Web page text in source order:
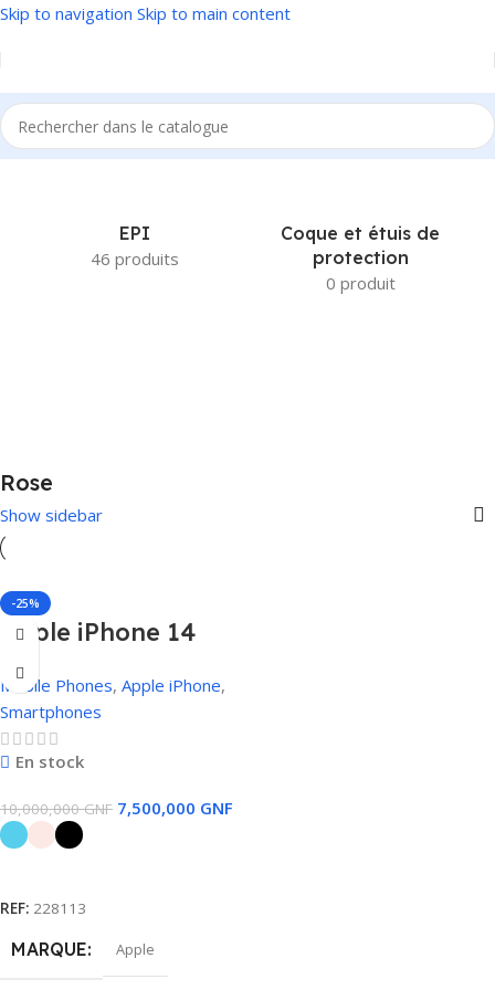
Skip to navigation Skip to main content
Accueil/Produit Couleur/Rose
EPI
46 produits
Coque et étuis de
protection
0 produit
Rose
Show sidebar
-25%
Apple iPhone 14
Plus 128 Go
Mobile Phones, Apple iPhone,
Smartphones
En stock
10,000,000GNF 7,500,000 GNF
REF: 228113
MARQUE Apple